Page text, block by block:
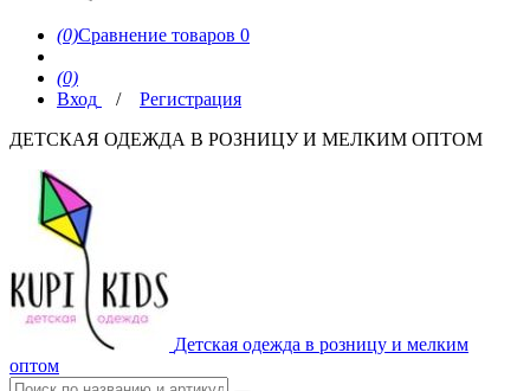
(0)Сравнение товаров 0
(0)
Вход
/
Регистрация
ДЕТСКАЯ ОДЕЖДА В РОЗНИЦУ И МЕЛКИМ ОПТОМ
Детская одежда в розницу и мелким
оптом